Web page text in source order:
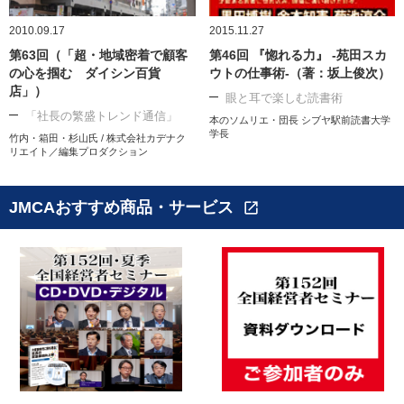
2010.09.17
第63回（「超・地域密着で顧客
の心を掴む ダイシン百貨
店」）
「社長の繁盛トレンド通信」
竹内・箱田・杉山氏 / 株式会社カデナク
リエイト／編集プロダクション
2015.11.27
第46回 『惚れる力』 -苑田スカ
ウトの仕事術-（著：坂上俊次）
眼と耳で楽しむ読書術
本のソムリエ・団長 シブヤ駅前読書大学
学長
JMCAおすすめ商品・サービス open_in_new